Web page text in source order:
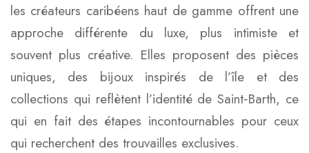
les créateurs caribéens haut de gamme offrent une
approche différente du luxe, plus intimiste et
souvent plus créative. Elles proposent des pièces
uniques, des bijoux inspirés de l’île et des
collections qui reflètent l’identité de Saint‑Barth, ce
qui en fait des étapes incontournables pour ceux
qui recherchent des trouvailles exclusives.